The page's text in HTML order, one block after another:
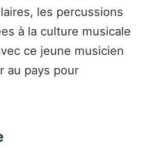
les percussions
à la culture musicale
ce jeune musicien
au pays pour